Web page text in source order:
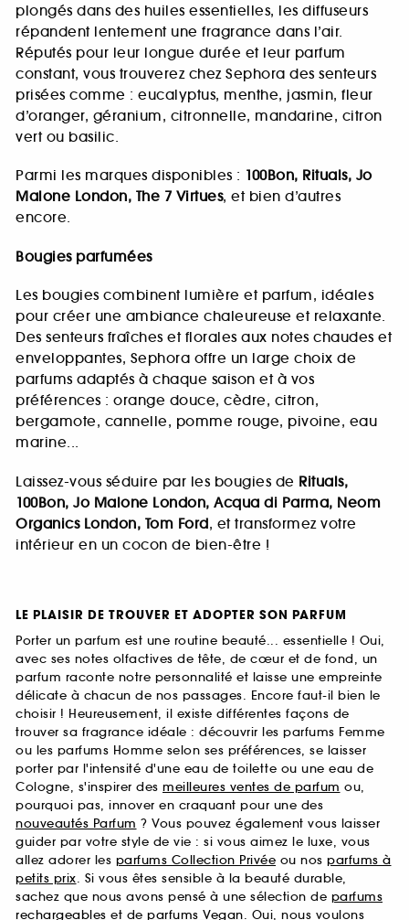
plongés dans des huiles essentielles, les diffuseurs
répandent lentement une fragrance dans l’air.
Réputés pour leur longue durée et leur parfum
constant, vous trouverez chez Sephora des senteurs
prisées comme : eucalyptus, menthe, jasmin, fleur
d’oranger, géranium, citronnelle, mandarine, citron
vert ou basilic.
Parmi les marques disponibles : 100Bon, Rituals, Jo
Malone London, The 7 Virtues, et bien d’autres
encore.
Bougies parfumées
Les bougies combinent lumière et parfum, idéales
pour créer une ambiance chaleureuse et relaxante.
Des senteurs fraîches et florales aux notes chaudes et
enveloppantes, Sephora offre un large choix de
parfums adaptés à chaque saison et à vos
préférences : orange douce, cèdre, citron,
bergamote, cannelle, pomme rouge, pivoine, eau
marine...
Laissez-vous séduire par les bougies de Rituals,
100Bon, Jo Malone London, Acqua di Parma, Neom
Organics London, Tom Ford, et transformez votre
intérieur en un cocon de bien-être !
LE PLAISIR DE TROUVER ET ADOPTER SON PARFUM
Porter un parfum est une routine beauté... essentielle ! Oui,
avec ses notes olfactives de tête, de cœur et de fond, un
parfum raconte notre personnalité et laisse une empreinte
délicate à chacun de nos passages. Encore faut-il bien le
choisir ! Heureusement, il existe différentes façons de
trouver sa fragrance idéale : découvrir les parfums Femme
ou les parfums Homme selon ses préférences, se laisser
porter par l'intensité d'une eau de toilette ou une eau de
Cologne, s'inspirer des meilleures ventes de parfum ou,
pourquoi pas, innover en craquant pour une des
nouveautés Parfum ? Vous pouvez également vous laisser
guider par votre style de vie : si vous aimez le luxe, vous
allez adorer les parfums Collection Privée ou nos parfums à
petits prix. Si vous êtes sensible à la beauté durable,
sachez que nous avons pensé à une sélection de parfums
rechargeables et de parfums Vegan. Oui, nous voulons